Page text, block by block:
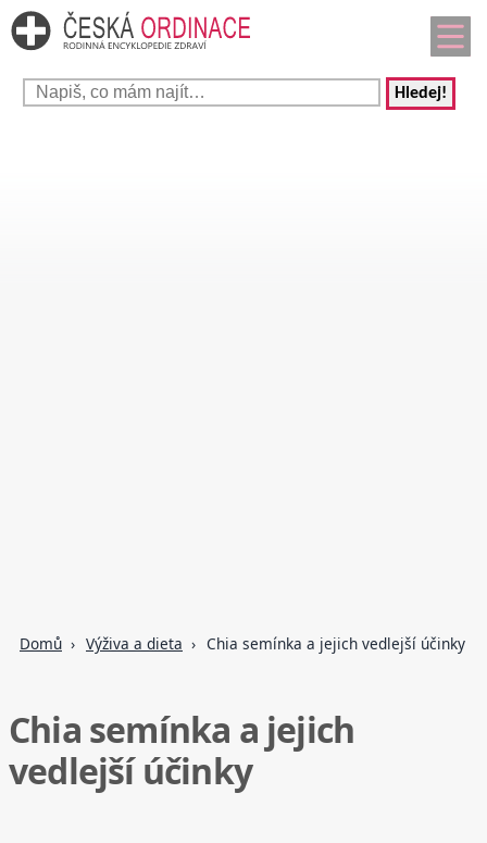
Hledej!
Domů Výživa a dieta Chia semínka a jejich vedlejší účinky
Chia semínka a jejich
vedlejší účinky